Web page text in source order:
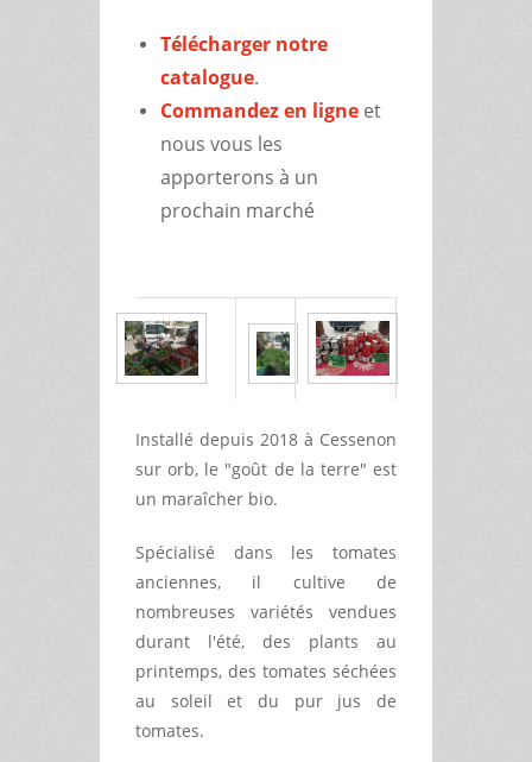
Télécharger notre
catalogue.
Commandez en ligne et
nous vous les
apporterons à un
prochain marché
Installé depuis 2018 à Cessenon
sur orb, le "goût de la terre" est
un maraîcher bio.
Spécialisé dans les tomates
anciennes, il cultive de
nombreuses variétés vendues
durant l'été, des plants au
printemps, des tomates séchées
au soleil et du pur jus de
tomates.